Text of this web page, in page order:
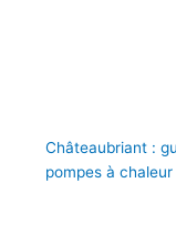
Châteaubriant :
pompes à chaleur